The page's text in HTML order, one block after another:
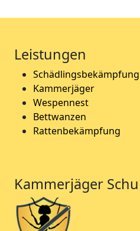
Leistungen
Schädlingsbekämpfung
Kammerjäger
Wespennest
Bettwanzen
Rattenbekämpfung
Kammerjäger